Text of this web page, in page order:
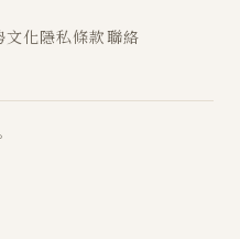
文化隱私條款聯絡